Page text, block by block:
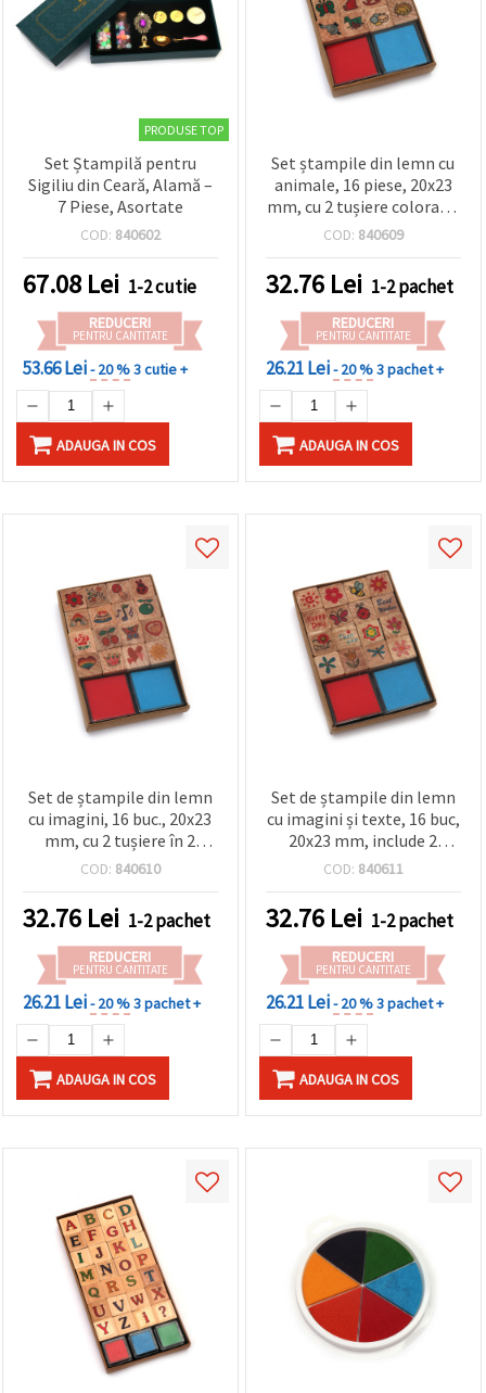
PRODUSE TOP
Set Ștampilă pentru
Sigiliu din Ceară, Alamă –
7 Piese, Asortate
COD: 840602
67.08 Lei 1-2 cutie
REDUCERI
PENTRU CANTITATE
53.66 Lei- 20 %3 cutie +
ADAUGA IN COS
Set ștampile din lemn cu
animale, 16 piese, 20x23
mm, cu 2 tușiere colorate,
34x34 mm
COD: 840609
32.76 Lei 1-2 pachet
REDUCERI
PENTRU CANTITATE
26.21 Lei- 20 %3 pachet +
ADAUGA IN COS
Set de ștampile din lemn
cu imagini, 16 buc., 20x23
mm, cu 2 tușiere în 2
culori, 34x34 mm
COD: 840610
32.76 Lei 1-2 pachet
REDUCERI
PENTRU CANTITATE
26.21 Lei- 20 %3 pachet +
ADAUGA IN COS
Set de ștampile din lemn
cu imagini și texte, 16 buc,
20x23 mm, include 2
pernițe de tuș în 2 culori,
COD: 840611
32.76 Lei 1-2 pachet
REDUCERI
PENTRU CANTITATE
26.21 Lei- 20 %3 pachet +
ADAUGA IN COS